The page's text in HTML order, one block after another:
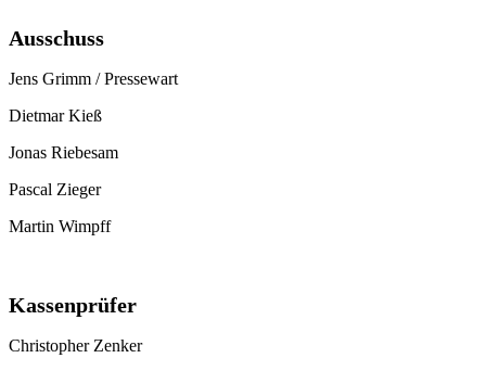
Ausschuss
Jens Grimm / Pressewart
Dietmar Kieß
Jonas Riebesam
Pascal Zieger
Martin Wimpff
Kassenprüfer
Christopher Zenker